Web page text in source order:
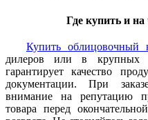
Где купить и
Купить облицовочный
дилеров или в крупных
гарантирует качество
документации. При
внимание на репутацию
товара перед